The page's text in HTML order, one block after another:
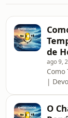
de
ago 9,
Como
|
O